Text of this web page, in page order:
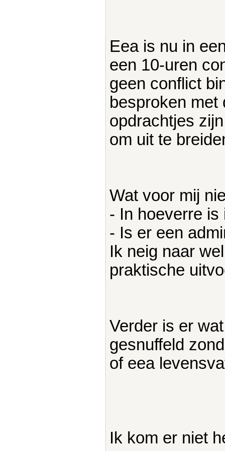
Eea is nu in
een 10-uren
geen conflict
besproken
opdrachtjes
om uit te
Wat voor mij
- In hoeverre
- Is er een
Ik neig naar
praktische
Verder is er
gesnuffeld
of eea
Ik kom er niet